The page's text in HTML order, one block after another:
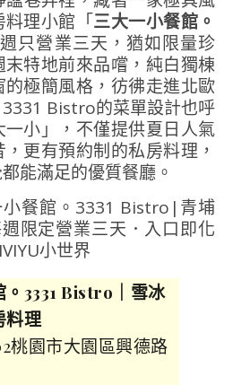
料理小館「三大一小餐館。
只營業三天，猶如限量珍
特地前來品嚐，純白獨棟
極簡風格，彷彿走進北歐
Bistro的菜單設計也呼
小」，不僅提供夏日人氣
更有預約制的私房料理，
能滿足的優質餐廳。
。3331 Bistro｜雪冰
料理
桃園市大園區興德路